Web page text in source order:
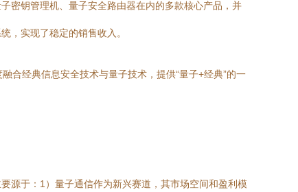
密钥管理机、量子安全路由器在内的多款核心产品，并
，实现了稳定的销售收入。
合经典信息安全技术与量子技术，提供“量子+经典”的一
源于：1）量子通信作为新兴赛道，其市场空间和盈利模